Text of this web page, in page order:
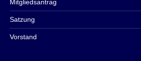
Mitgliedsantrag
Satzung
Vorstand